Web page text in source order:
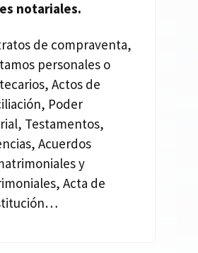
notariales.
de compraventa,
personales o
Actos de
Poder
Testamentos,
Acuerdos
y
Acta de